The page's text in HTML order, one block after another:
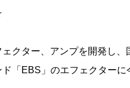
クター、アンプを開発し
「EBS」のエフェクター